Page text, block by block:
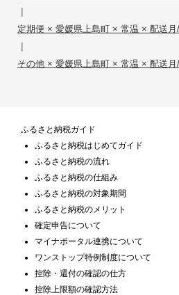
|
定期便 × 愛媛県上島町 × 常温 × 配送
|
その他 × 愛媛県上島町 × 常温 × 配送
ふるさと納税ガイド
ふるさと納税はじめてガイド
ふるさと納税の流れ
ふるさと納税の仕組み
ふるさと納税の対象期間
ふるさと納税のメリット
確定申告について
マイナポータル連携について
ワンストップ特例制度について
控除・還付の確認の仕方
控除上限額の確認方法